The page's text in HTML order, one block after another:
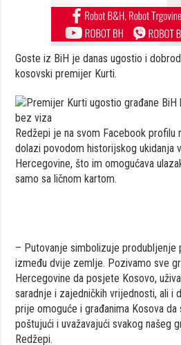
Goste iz BiH je danas ugostio i
kosovski premijer Kurti.
Redžepi je na svom Facebook profilu
dolazi povodom historijskog ukidanja
Hercegovine, što im omogućava
samo sa ličnom kartom.
– Putovanje simbolizuje produbljenje
između dvije zemlje. Pozivamo sve
Hercegovine da posjete Kosovo,
saradnje i zajedničkih vrijednosti, ali i
prije omoguće i građanima Kosova da
poštujući i uvažavajući svakog našeg
Redžepi.